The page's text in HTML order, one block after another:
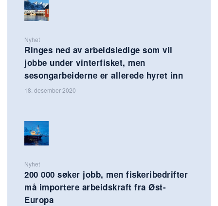
Nyhet
Ringes ned av arbeidsledige som vil
jobbe under vinterfisket, men
sesongarbeiderne er allerede hyret inn
18. desember 2020
Nyhet
200 000 søker jobb, men fiskeribedrifter
må importere arbeidskraft fra Øst-
Europa